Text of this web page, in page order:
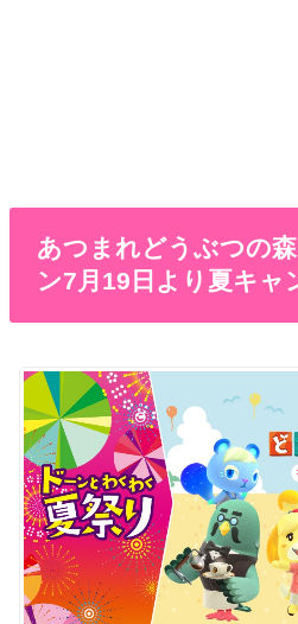
あつまれどうぶつの
ン7月19日より夏キャ